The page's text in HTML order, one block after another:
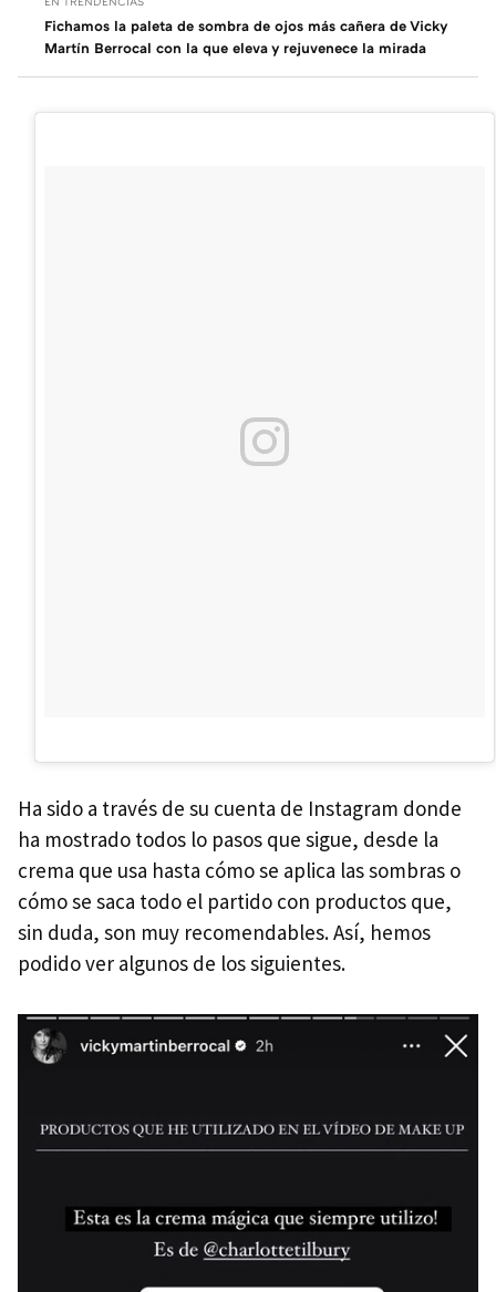
Fichamos la paleta de sombra de ojos más cañera de Vicky
Martín Berrocal con la que eleva y rejuvenece la mirada
Ha sido a través de su cuenta de Instagram donde
ha mostrado todos lo pasos que sigue, desde la
crema que usa hasta cómo se aplica las sombras o
cómo se saca todo el partido con productos que,
sin duda, son muy recomendables. Así, hemos
podido ver algunos de los siguientes.